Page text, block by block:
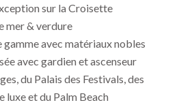
sur la Croisette
mer & verdure
gamme avec matériaux nobles
avec gardien et ascenseur
du Palais des Festivals, des
luxe et du Palm Beach